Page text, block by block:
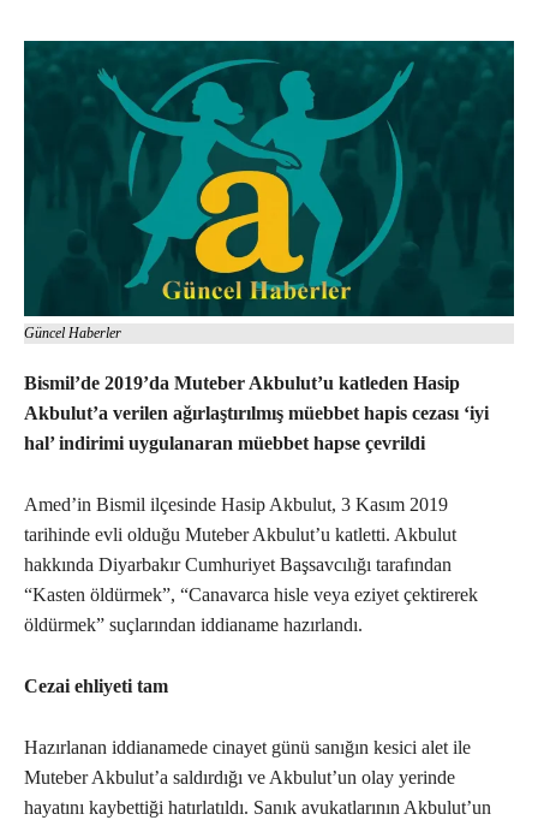
Güncel Haberler
Bismil’de 2019’da Muteber Akbulut’u katleden Hasip
Akbulut’a verilen ağırlaştırılmış müebbet hapis cezası ‘iyi
hal’ indirimi uygulanaran müebbet hapse çevrildi
Amed’in Bismil ilçesinde Hasip Akbulut, 3 Kasım 2019
tarihinde evli olduğu Muteber Akbulut’u katletti. Akbulut
hakkında Diyarbakır Cumhuriyet Başsavcılığı tarafından
“Kasten öldürmek”, “Canavarca hisle veya eziyet çektirerek
öldürmek” suçlarından iddianame hazırlandı.
Cezai ehliyeti tam
Hazırlanan iddianamede cinayet günü sanığın kesici alet ile
Muteber Akbulut’a saldırdığı ve Akbulut’un olay yerinde
hayatını kaybettiği hatırlatıldı. Sanık avukatlarının Akbulut’un